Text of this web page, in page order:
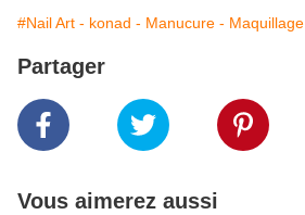
#Nail Art - konad - Manucure - Maquillage
Partager
Vous aimerez aussi